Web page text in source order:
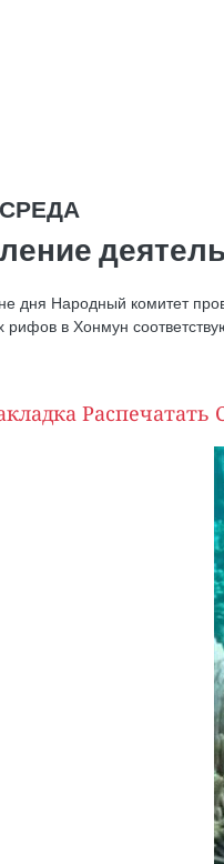
дня Народный комитет
рифов в Хонмун
Распечатать